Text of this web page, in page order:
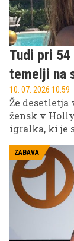
Tudi pri
temelji na
10. 07. 2026 10.59
Že desetletja
žensk v
igralka, ki je
videzom,
šarmom.
ZABAVA